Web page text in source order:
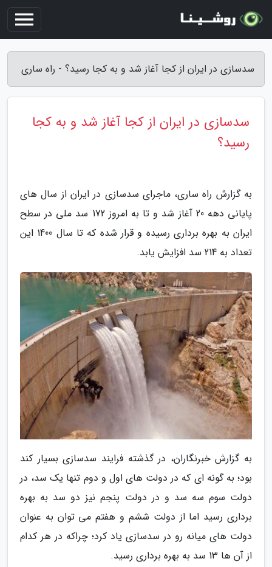
سدسازی در ایران از کجا آغاز شد و به کجا رسید؟ - راه ساری
سدسازی در ایران از کجا آغاز شد و به کجا
رسید؟
به گزارش راه ساری، ماجرای سدسازی در ایران از سال های
پایانی دهه 20 آغاز شد و تا به امروز 172 سد ملی در سطح
ایران به بهره برداری رسیده و قرار شده که تا سال 1400 این
تعداد به 214 سد افزایش یابد.
به گزارش خبرنگاران، در گذشته فرایند سدسازی بسیار کند
بود؛ به گونه ای که در دولت های اول و دوم تنها یک سد، در
دولت سوم سه سد و در دولت پنجم نیز دو سد به بهره
برداری رسید اما از دولت ششم و هفتم می توان به عنوان
دولت های میانه رو در سدسازی یاد کرد؛ چراکه در هر کدام
از آن ها 13 سد به بهره برداری رسید.